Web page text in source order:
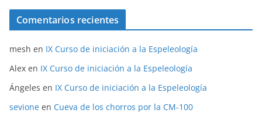
Comentarios recientes
mesh en IX Curso de iniciación a la Espeleología
Alex en IX Curso de iniciación a la Espeleología
Ángeles en IX Curso de iniciación a la Espeleología
sevione en Cueva de los chorros por la CM-100